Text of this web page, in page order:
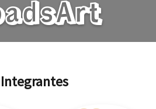
Integrantes